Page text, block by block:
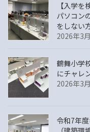
【入学
パソコン
をしない
2026年3
鶴舞小学
にチャレ
2026年3
令和7年